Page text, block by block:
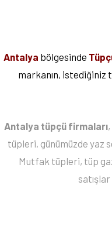
Antalya bölgesinde
markanın, istediğiniz
Antalya tüpçü firmaları
tüpleri, günümüzde yaz
Mutfak tüpleri, tüp